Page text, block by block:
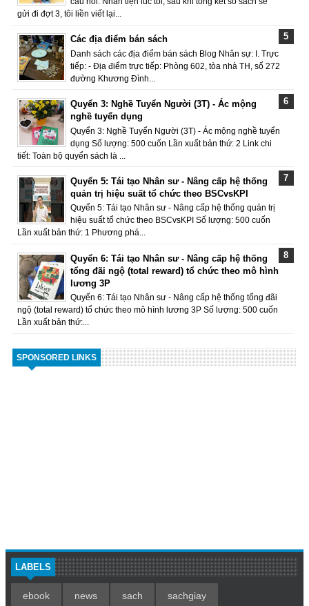
gửi đi đợt 3, tôi liền viết lại...
Các địa điểm bán sách
Danh sách các địa điểm bán sách Blog Nhân sự: I. Trực
tiếp: - Địa điểm trực tiếp: Phòng 602, tòa nhà TH, số 272
đường Khương Đình...
Quyển 3: Nghề Tuyển Người (3T) - Ác mộng
nghề tuyển dụng
Quyển 3: Nghề Tuyển Người (3T) - Ác mộng nghề tuyển
dụng Số lượng: 500 cuốn Lần xuất bản thứ: 2 Link chi
tiết: Toàn bộ quyển sách là ...
Quyển 5: Tái tạo Nhân sư - Nâng cấp hệ thống
quản trị hiệu suất tổ chức theo BSCvsKPI
Quyển 5: Tái tạo Nhân sư - Nâng cấp hệ thống quản trị
hiệu suất tổ chức theo BSCvsKPI Số lượng: 500 cuốn
Lần xuất bản thứ: 1 Phương phá...
Quyển 6: Tái tạo Nhân sư - Nâng cấp hệ thống
tổng đãi ngộ (total reward) tổ chức theo mô hình
lương 3P
Quyển 6: Tái tạo Nhân sư - Nâng cấp hệ thống tổng đãi
ngộ (total reward) tổ chức theo mô hình lương 3P Số lượng: 500 cuốn
Lần xuất bản thứ:...
SPONSORED LINKS
LABELS
ebook news sach sachgiay